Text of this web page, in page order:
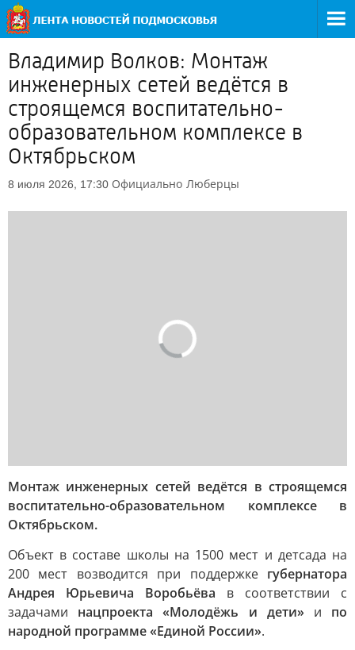
Владимир Волков: Монтаж
инженерных сетей ведётся в
строящемся воспитательно-
образовательном комплексе в
Октябрьском
8 июля 2026, 17:30 Официально Люберцы
Монтаж инженерных сетей ведётся в строящемся
воспитательно-образовательном комплексе в
Октябрьском.
Объект в составе школы на 1500 мест и детсада на
200 мест возводится при поддержке губернатора
Андрея Юрьевича Воробьёва в соответствии с
задачами нацпроекта «Молодёжь и дети»и по
народной программе «Единой России».